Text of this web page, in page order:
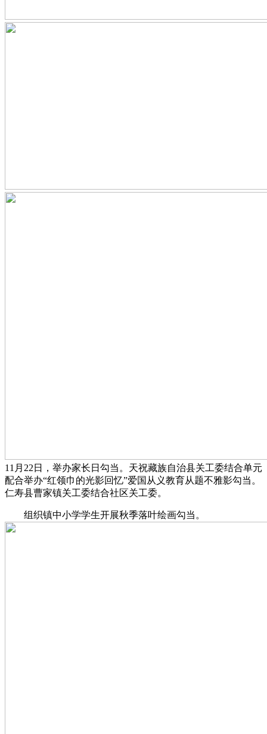
11月22日，举办家长日勾当。天祝藏族自治县关工委结合单元
配合举办“红领巾的光影回忆”爱国从义教育从题不雅影勾当。
仁寿县曹家镇关工委结合社区关工委。
组织镇中小学学生开展秋季落叶绘画勾当。